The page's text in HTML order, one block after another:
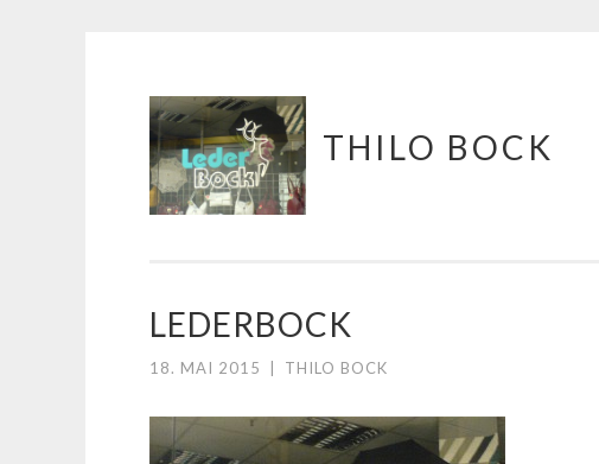
Springe
zum
Inhalt
THILO BOCK
LEDERBOCK
18. MAI 2015 THILO BOCK